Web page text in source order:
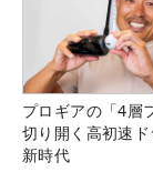
プロギアの「4層
切り開く高初速
新時代